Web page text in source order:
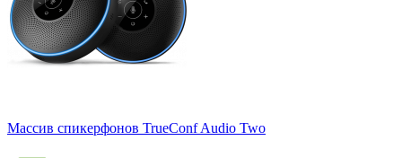
Массив спикерфонов TrueConf Audio Two